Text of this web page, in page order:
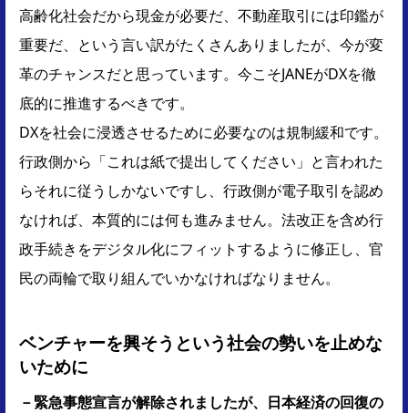
高齢化社会だから現金が必要だ、不動産取引には印鑑が
重要だ、という言い訳がたくさんありましたが、今が変
革のチャンスだと思っています。今こそJANEがDXを徹
底的に推進するべきです。
DXを社会に浸透させるために必要なのは規制緩和です。
行政側から「これは紙で提出してください」と言われた
らそれに従うしかないですし、行政側が電子取引を認め
なければ、本質的には何も進みません。法改正を含め行
政手続きをデジタル化にフィットするように修正し、官
民の両輪で取り組んでいかなければなりません。
ベンチャーを興そうという社会の勢いを止めな
いために
－緊急事態宣言が解除されましたが、日本経済の回復の